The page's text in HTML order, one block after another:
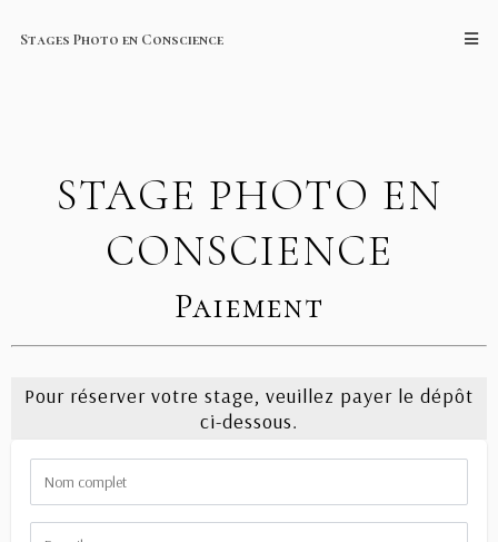
Stages Photo en Conscience
STAGE PHOTO EN
CONSCIENCE
Paiement
Pour réserver votre stage, veuillez payer le dépôt
ci-dessous.